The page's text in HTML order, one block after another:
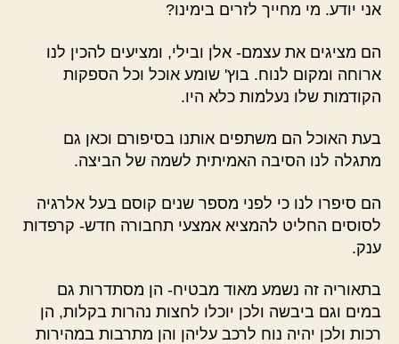
אני יודע. מי מחייך לזרים בימינו?
הם מציגים את עצמם- אלן ובילי, ומציעים להכין לנו
ארוחה ומקום לנוח. בוץ' שומע אוכל וכל הספקות
הקודמות שלו נעלמות כלא היו.
בעת האוכל הם משתפים אותנו בסיפורם וכאן גם
מתגלה לנו הסיבה האמיתית לשמה של הביצה.
הם סיפרו לנו כי לפני מספר שנים קוסם בעל אלרגיה
לסוסים החליט להמציא אמצעי תחבורה חדש- קרפדות
ענק.
בתאוריה זה נשמע מאוד מבטיח- הן מסתדרות גם
במים וגם ביבשה ולכן יוכלו לחצות נהרות בקלות, הן
רכות ולכן יהיה נוח לרכב עליהן והן מתרבות במהירות